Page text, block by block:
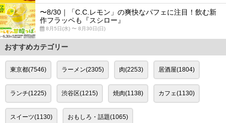
〜8/30｜「C.C.レモン」の爽快なパフェに注目！飲む新
作フラッペも『スシロー』
8月5日(水) 〜 8月30日(日)
おすすめカテゴリー
東京都(7546) ラーメン(2305) 肉(2253) 居酒屋(1804)
ランチ(1225) 渋谷区(1215) 焼肉(1138) カフェ(1130)
スイーツ(1130) おもしろ・話題(1065)